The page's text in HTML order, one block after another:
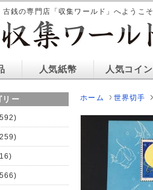
古銭の専門店「収集ワールド」へようこそ
人気紙幣 人気コイン
ホーム 世界切手
リー